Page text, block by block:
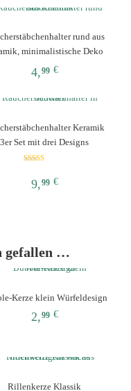
rund aus
minimalistische Deko
4,99 €
Produkt
mehrere
Varianten
auf.
Optionen
gewählt
Keramik
3er Set mit drei Designs
von 5
9,99 €
Varianten
auf.
Optionen
auf
gewählt
gefallen …
Kerze klein Würfeldesign
2,99 €
Rillenkerze Klassik